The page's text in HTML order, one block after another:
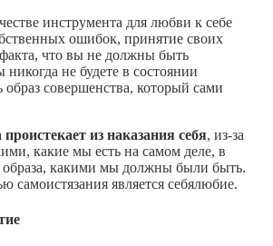
инструмента для любви к себе
ошибок, принятие своих
факта, что вы не должны быть
не будете в состоянии
совершенства, который сами
из наказания себя, из-за
какие мы есть на самом деле, в
образа, какими мы должны были быть.
самоистязания является себялюбие.